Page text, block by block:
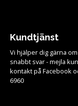
Kundtjänst
Vi hjälper dig gärna
snabbt svar - mejla
kontakt på Facebook
6960